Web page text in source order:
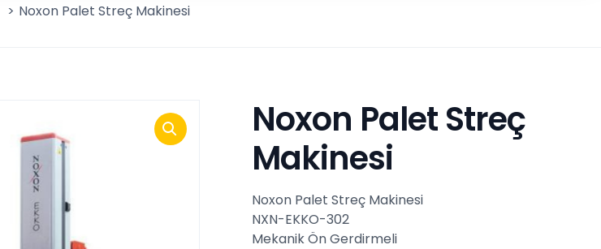
> Noxon Palet Streç Makinesi
Noxon Palet Streç
Makinesi
Noxon Palet Streç Makinesi
NXN-EKKO-302
Mekanik Ön Gerdirmeli